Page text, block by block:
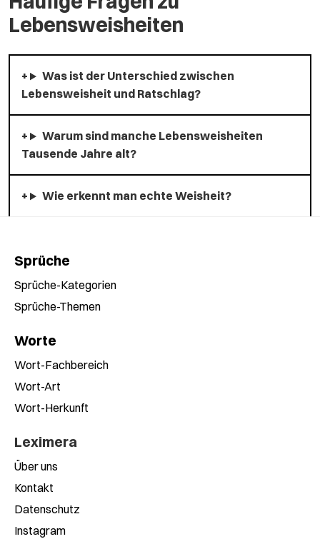
Lebensweisheiten
Was ist der Unterschied zwischen
Lebensweisheit und Ratschlag?
Warum sind manche Lebensweisheiten
Tausende Jahre alt?
Wie erkennt man echte Weisheit?
Sprüche
Sprüche-Kategorien
Sprüche-Themen
Worte
Wort-Fachbereich
Wort-Art
Wort-Herkunft
Leximera
Über uns
Kontakt
Datenschutz
Instagram